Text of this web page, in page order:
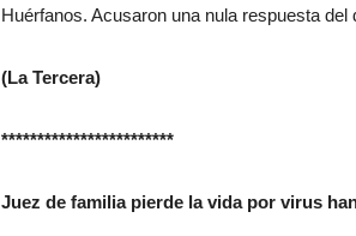
Huérfanos. Acusaron una nula respuesta
(La Tercera)
************************
Juez de familia pierde la vida por virus